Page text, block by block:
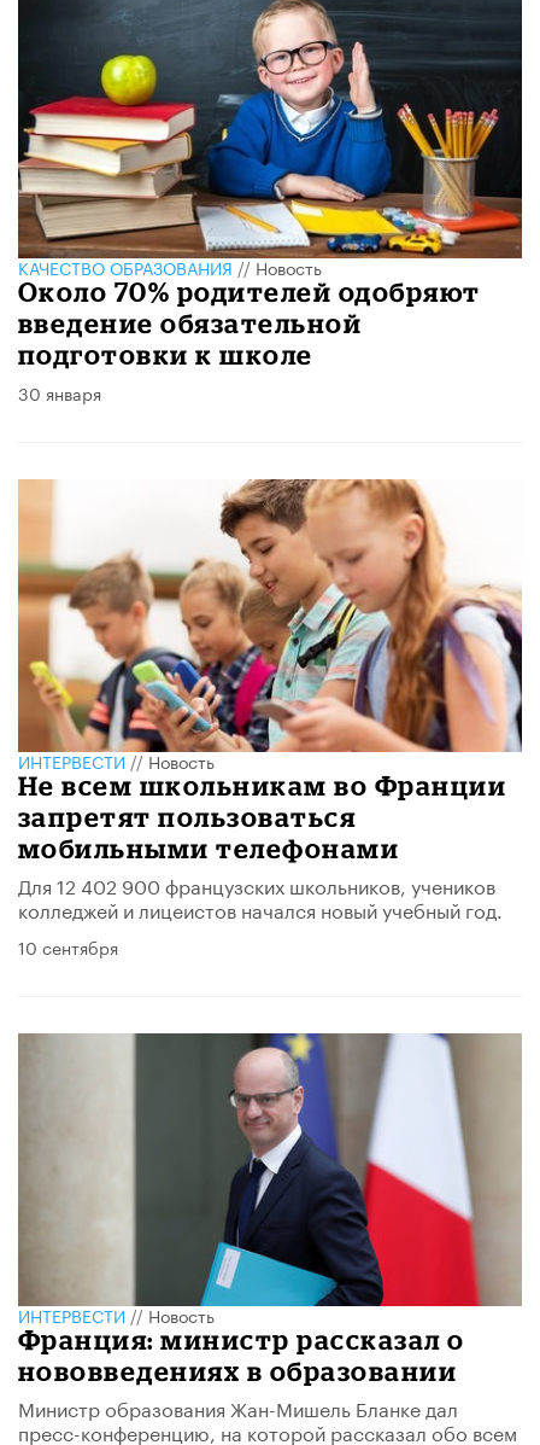
КАЧЕСТВО ОБРАЗОВАНИЯ//Новость
Около 70% родителей одобряют
введение обязательной
подготовки к школе
30 января
ИНТЕРВЕСТИ//Новость
Не всем школьникам во Франции
запретят пользоваться
мобильными телефонами
Для 12 402 900 французских школьников, учеников
колледжей и лицеистов начался новый учебный год.
10 сентября
ИНТЕРВЕСТИ//Новость
Франция: министр рассказал о
нововведениях в образовании
Министр образования Жан-Мишель Бланке дал
пресс-конференцию, на которой рассказал обо всем